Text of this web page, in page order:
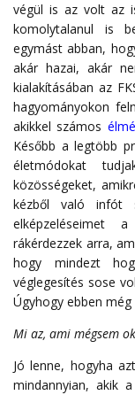
végül is az volt az
komolytalanul is
egymást abban,
akár hazai, akár
kialakításában az
hagyományokon
akikkel számos
Később a legtöbb
életmódokat
közösségeket,
kézből való infót
elképzeléseimet
rákérdezzek arra,
hogy mindezt
véglegesítés sose
Úgyhogy ebben
Mi az, ami mégsem
Jó lenne, hogyha
mindannyian, akik